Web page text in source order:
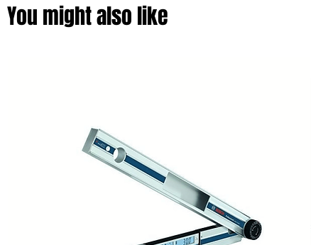
You might also like